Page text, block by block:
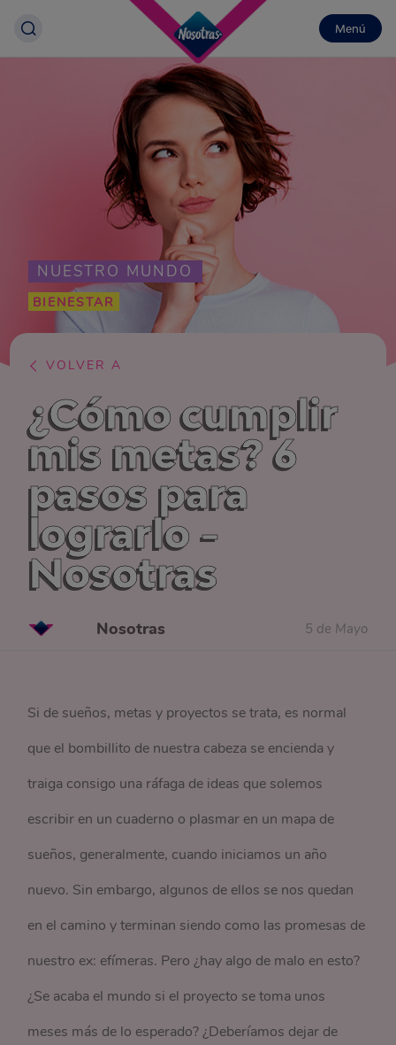
Menú
NUESTRO MUNDO
BIENESTAR
VOLVER A
¿Cómo cumplir
mis metas? 6
pasos para
lograrlo -
Nosotras
Nosotras 5 de Mayo
Si de sueños, metas y proyectos se trata, es normal
que el bombillito de nuestra cabeza se encienda y
traiga consigo una ráfaga de ideas que solemos
escribir en un cuaderno o plasmar en un mapa de
sueños, generalmente, cuando iniciamos un año
nuevo. Sin embargo, algunos de ellos se nos quedan
en el camino y terminan siendo como las promesas de
nuestro ex: efímeras. Pero ¿hay algo de malo en esto?
¿Se acaba el mundo si el proyecto se toma unos
meses más de lo esperado? ¿Deberíamos dejar de